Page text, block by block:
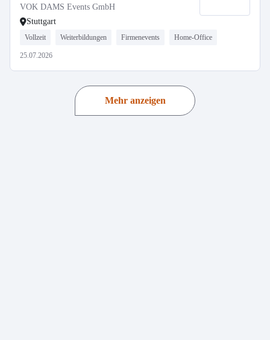
VOK DAMS Events GmbH
Stuttgart
Vollzeit Weiterbildungen Firmenevents Home-Office
25.07.2026
Mehr anzeigen